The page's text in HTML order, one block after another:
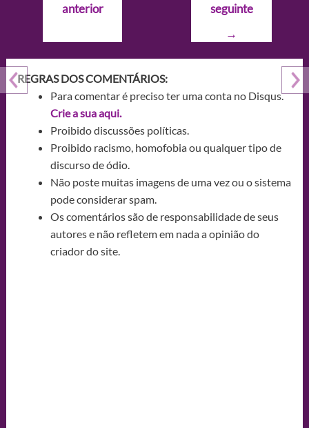
Postanterior
seguinte
→
REGRAS DOS COMENTÁRIOS:
Para comentar é preciso ter uma conta no Disqus.
Crie a sua aqui.
Proibido discussões políticas.
Proibido racismo, homofobia ou qualquer tipo de
discurso de ódio.
Não poste muitas imagens de uma vez ou o sistema
pode considerar spam.
Os comentários são de responsabilidade de seus
autores e não refletem em nada a opinião do
criador do site.